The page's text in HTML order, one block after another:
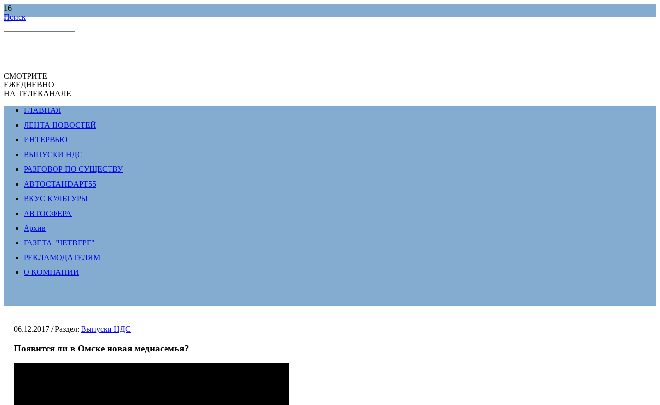
16+
Поиск
СМОТРИТЕ
ЕЖЕДНЕВНО
НА ТЕЛЕКАНАЛЕ
ГЛАВНАЯ
ЛЕНТА НОВОСТЕЙ
ИНТЕРВЬЮ
ВЫПУСКИ НДС
РАЗГОВОР ПО СУЩЕСТВУ
АВТОСТАНDАРТ55
ВКУС КУЛЬТУРЫ
АВТОСФЕРА
Архив
ГАЗЕТА "ЧЕТВЕРГ"
РЕКЛАМОДАТЕЛЯМ
О КОМПАНИИ
06.12.2017 / Раздел: Выпуски НДС
Появится ли в Омске новая медиасемья?